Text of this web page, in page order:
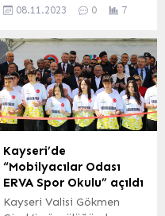
yapılacak. Salı-Perşembe
düzenlenen Ümit Genç ve
Şampiyonası ve Milli
Takım seçmelerine katıldı.
Milli Takım seçmelerinde
tüm rakiplerini yenerek
milli takıma seçilen Yuşa
Yaman Çakar, Balkan ve
Avrupa Şampiyonalarında
ülkemizi temsil edecek.
SAKARYA (İGFA) –
Sakarya Büyükşehir
Belediyesi Spor Kulübü
08.11.2023 0 7
Kayseri’de
“Mobilyacılar Odası
ERVA Spor Okulu” açıldı
Kayseri Valisi Gökmen